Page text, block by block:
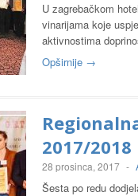
U zagrebačkom
vinarijama koje
aktivnostima
Opširnije →
2017/2018
28 prosinca, 2017 -
Šesta po redu